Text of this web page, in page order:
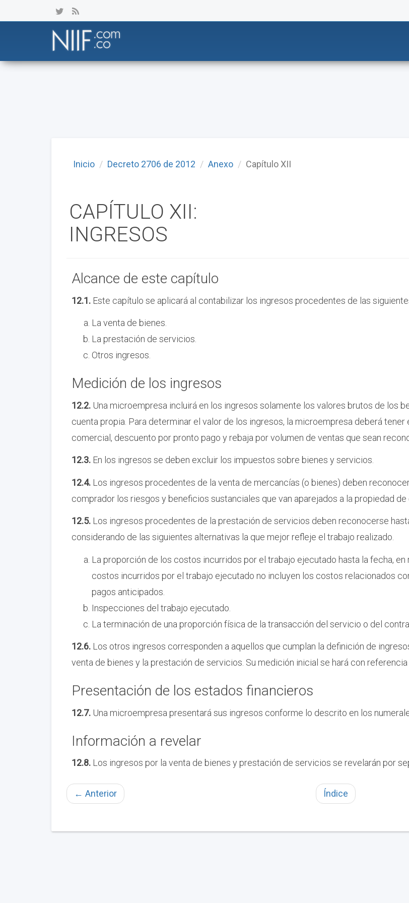
Inicio Decreto 2706 de 2012 Anexo Capítulo XII
CAPÍTULO XII:
INGRESOS
Alcance de este capítulo
12.1. Este capítulo se aplicará al contabilizar los ingresos procedentes de las
La venta de bienes.
La prestación de servicios.
Otros ingresos.
Medición de los ingresos
12.2. Una microempresa incluirá en los ingresos solamente los valores brutos de los
cuenta propia. Para determinar el valor de los ingresos, la microempresa deberá
comercial, descuento por pronto pago y rebaja por volumen de ventas que sean
12.3. En los ingresos se deben excluir los impuestos sobre bienes y servicios.
12.4. Los ingresos procedentes de la venta de mercancías (o bienes) deben
comprador los riesgos y beneficios sustanciales que van aparejados a la propiedad de
12.5. Los ingresos procedentes de la prestación de servicios deben reconocerse
considerando de las siguientes alternativas la que mejor refleje el trabajo realizado.
La proporción de los costos incurridos por el trabajo ejecutado hasta la fecha,
costos incurridos por el trabajo ejecutado no incluyen los costos relacionados
pagos anticipados.
Inspecciones del trabajo ejecutado.
La terminación de una proporción física de la transacción del servicio o del
12.6. Los otros ingresos corresponden a aquellos que cumplan la definición de
venta de bienes y la prestación de servicios. Su medición inicial se hará con
Presentación de los estados financieros
12.7. Una microempresa presentará sus ingresos conforme lo descrito en los
Información a revelar
12.8. Los ingresos por la venta de bienes y prestación de servicios se revelarán por
← Anterior Índice